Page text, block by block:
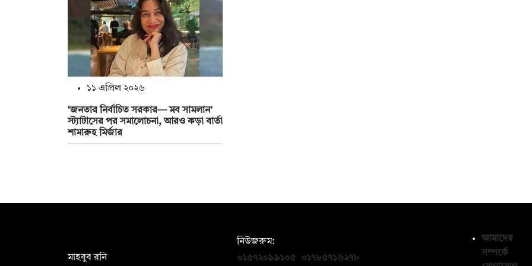
১১ এপ্রিল ২০২৬
‘জনতার নির্বাচিত সরকার— মব সামলান’
স্ট্যাটাসের পর সমালোচনা, আরও কড়া বার্তা
শামারুহ মির্জার
মাহবুব রনি
নিউজরুম:
০১৫৭২০৯৯১০৫
০১৭৮৫৭১৬২৭৮
আমাদের
সম্পর্কে